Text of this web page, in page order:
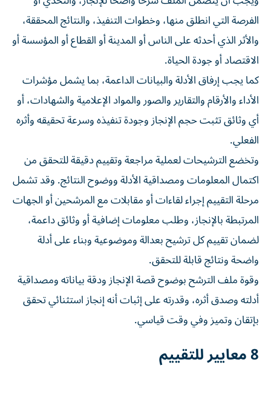
الفرصة التي انطلق منها، وخطوات التنفيذ، والنتائج المحققة،
والأثر الذي أحدثه على الناس أو المدينة أو القطاع أو المؤسسة أو
الاقتصاد أو جودة الحياة.
كما يجب إرفاق الأدلة والبيانات الداعمة، بما يشمل مؤشرات
الأداء والأرقام والتقارير والصور والمواد الإعلامية والشهادات، أو
أي وثائق تثبت حجم الإنجاز وجودة تنفيذه وسرعة تحقيقه وأثره
الفعلي.
وتخضع الترشيحات لعملية مراجعة وتقييم دقيقة للتحقق من
اكتمال المعلومات ومصداقية الأدلة ووضوح النتائج. وقد تشمل
مرحلة التقييم إجراء لقاءات أو مقابلات مع المرشحين أو الجهات
المرتبطة بالإنجاز، وطلب معلومات إضافية أو وثائق داعمة،
لضمان تقييم كل ترشيح بعدالة وموضوعية وبناء على أدلة
واضحة ونتائج قابلة للتحقق.
وقوة ملف الترشح بوضوح قصة الإنجاز ودقة بياناته ومصداقية
أدلته وصدق أثره، وقدرته على إثبات أنه إنجاز استثنائي تحقق
بإتقان وتميز وفي وقت قياسي.
8 معايير للتقييم